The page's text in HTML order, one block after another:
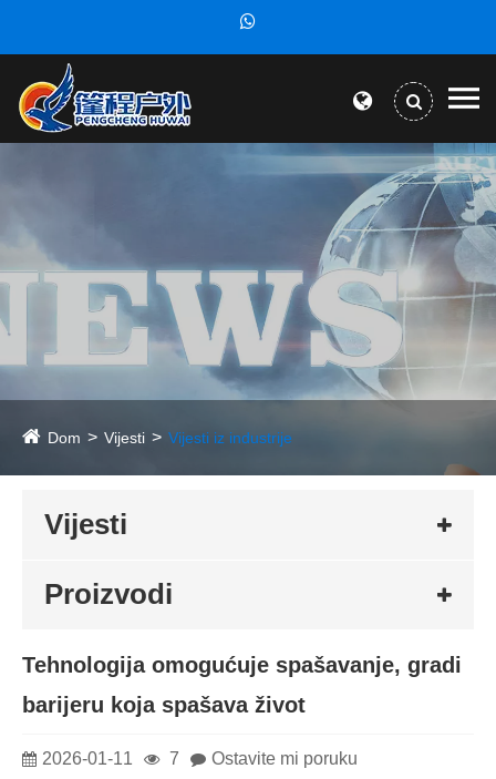
Dom Vijesti Vijesti iz industrije
Vijesti
Proizvodi
Tehnologija omogućuje spašavanje, gradi
barijeru koja spašava život
2026-01-11 7 Ostavite mi poruku